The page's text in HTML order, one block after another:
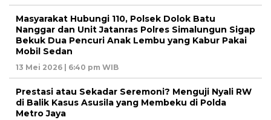
Masyarakat Hubungi 110, Polsek Dolok Batu
Nanggar dan Unit Jatanras Polres Simalungun Sigap
Bekuk Dua Pencuri Anak Lembu yang Kabur Pakai
Mobil Sedan
13 Mei 2026 | 6:40 pm WIB
Prestasi atau Sekadar Seremoni? Menguji Nyali RW
di Balik Kasus Asusila yang Membeku di Polda
Metro Jaya